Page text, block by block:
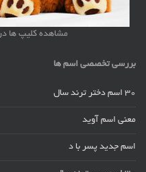
مشاهده کلیپ ها
بررسی تخصصی اسم ها
30 اسم دختر ترند سال
معنی اسم آوید
اسم جدید پسر با د